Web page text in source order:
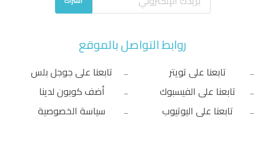
روابط التواصل بالموقع
تابعنا على تويتر
تابعنا على الفيسبوك
تابعنا على اليوتيوب
تابعنا على جوجل بلس
أضف كوبون لدينا
سياسة الخصوصية